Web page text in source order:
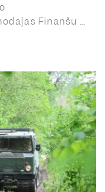
Finanšu ...